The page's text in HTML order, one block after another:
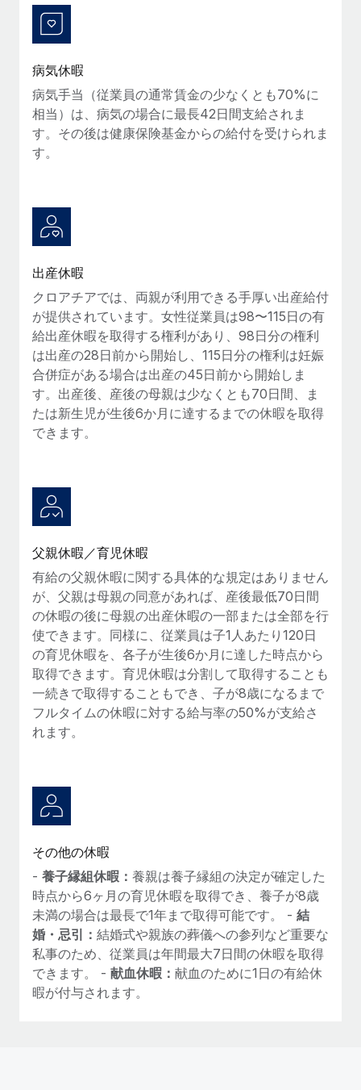
Remoteの使命は、世界のどこにいても、あらゆる規模の企業が
業務に最適な人材を採用し、管理し、給与を支給できるようにす
ることです。この数週間で、新しい統合、機能、改良点をリリー
スしました。...
詳細を見る
給与詐欺：種類、事例、ビジネスを守る方法
を保護することは極めて重要です。...
病気休暇
病気手当（従業員の通常賃金の少なくとも70%に
相当）は、病気の場合に最長42日間支給されま
す。その後は健康保険基金からの給付を受けられま
す。
出産休暇
クロアチアでは、両親が利用できる手厚い出産給付
が提供されています。女性従業員は98〜115日の有
給出産休暇を取得する権利があり、98日分の権利
は出産の28日前から開始し、115日分の権利は妊娠
合併症がある場合は出産の45日前から開始しま
す。出産後、産後の母親は少なくとも70日間、ま
たは新生児が生後6か月に達するまでの休暇を取得
できます。
父親休暇／育児休暇
有給の父親休暇に関する具体的な規定はありません
が、父親は母親の同意があれば、産後最低70日間
の休暇の後に母親の出産休暇の一部または全部を行
使できます。同様に、従業員は子1人あたり120日
の育児休暇を、各子が生後6か月に達した時点から
取得できます。育児休暇は分割して取得することも
一続きで取得することもでき、子が8歳になるまで
フルタイムの休暇に対する給与率の50%が支給さ
れます。
その他の休暇
- 養子縁組休暇： 養親は養子縁組の決定が確定した
時点から6ヶ月の育児休暇を取得でき、養子が8歳
未満の場合は最長で1年まで取得可能です。 - 結
婚・忌引： 結婚式や親族の葬儀への参列など重要な
私事のため、従業員は年間最大7日間の休暇を取得
できます。 - 献血休暇： 献血のために1日の有給休
暇が付与されます。